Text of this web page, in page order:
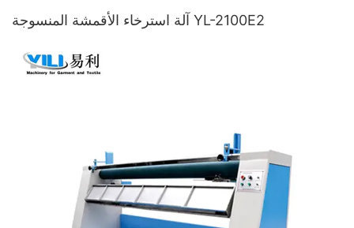
آلة استرخاء الأقمشة المنسوجة YL-2100E2